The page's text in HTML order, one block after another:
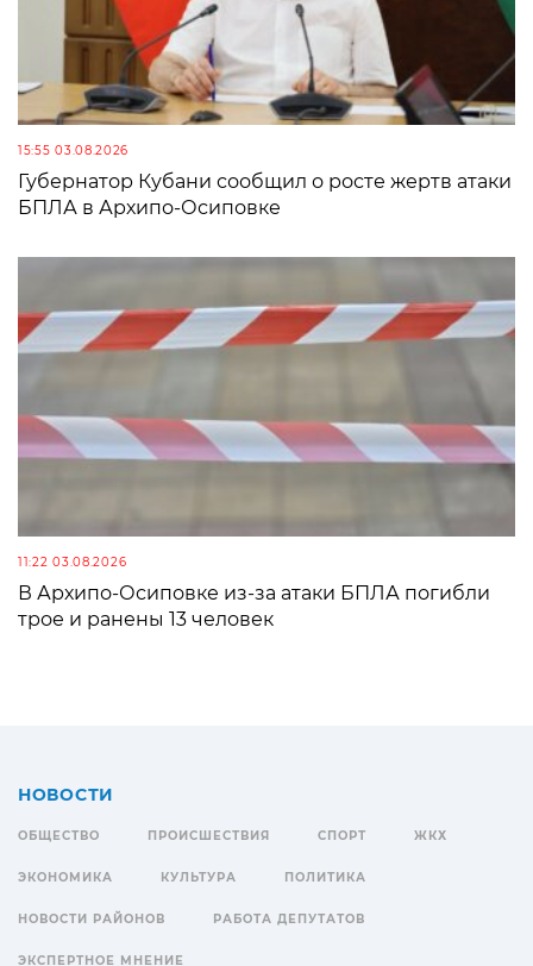
15:55 03.08.2026
Губернатор Кубани сообщил о росте жертв атаки
БПЛА в Архипо-Осиповке
11:22 03.08.2026
В Архипо-Осиповке из-за атаки БПЛА погибли
трое и ранены 13 человек
НОВОСТИ
ОБЩЕСТВО ПРОИСШЕСТВИЯ СПОРТ ЖКХ
ЭКОНОМИКА КУЛЬТУРА ПОЛИТИКА
НОВОСТИ РАЙОНОВ РАБОТА ДЕПУТАТОВ
ЭКСПЕРТНОЕ МНЕНИЕ